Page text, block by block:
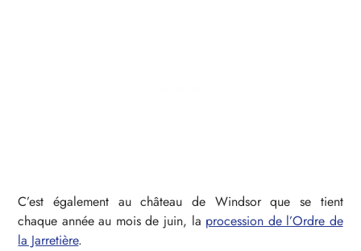
C’est également au château de Windsor que se tient
chaque année au mois de juin, la procession de l’Ordre de
la Jarretière.